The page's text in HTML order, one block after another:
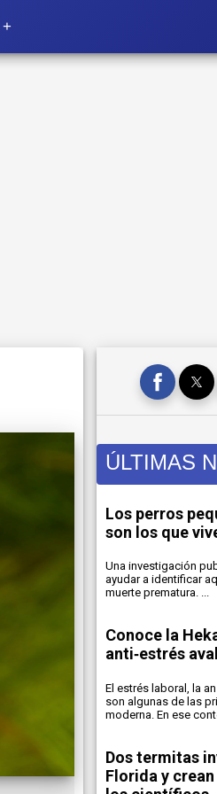
ÚLTIMAS
Los perros
son los que
Una investigación
ayudar a identificar
muerte prematura. ...
Conoce la
anti‑estrés
El estrés laboral, la
son algunas de las
moderna. En ese
Dos termitas
Florida y